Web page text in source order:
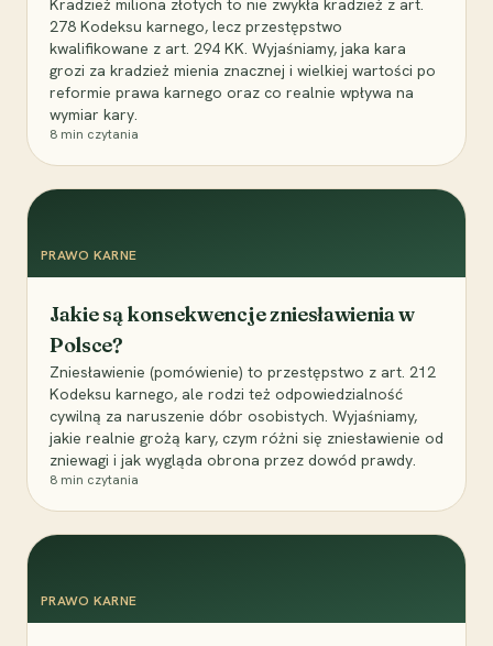
Kradzież miliona złotych to nie zwykła kradzież z art.
278 Kodeksu karnego, lecz przestępstwo
kwalifikowane z art. 294 KK. Wyjaśniamy, jaka kara
grozi za kradzież mienia znacznej i wielkiej wartości po
reformie prawa karnego oraz co realnie wpływa na
wymiar kary.
8 min czytania
PRAWO KARNE
Jakie są konsekwencje zniesławienia w
Polsce?
Zniesławienie (pomówienie) to przestępstwo z art. 212
Kodeksu karnego, ale rodzi też odpowiedzialność
cywilną za naruszenie dóbr osobistych. Wyjaśniamy,
jakie realnie grożą kary, czym różni się zniesławienie od
zniewagi i jak wygląda obrona przez dowód prawdy.
8 min czytania
PRAWO KARNE